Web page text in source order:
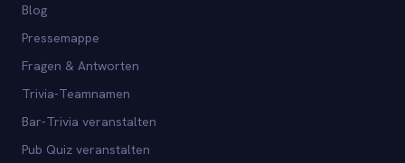
Blog
Pressemappe
Fragen & Antworten
Trivia-Teamnamen
Bar-Trivia veranstalten
Pub Quiz veranstalten